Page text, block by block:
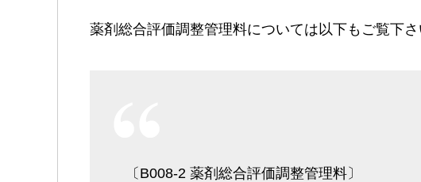
薬剤総合評価調整管理料については以下もご覧下さ
〔B008-2 薬剤総合評価調整管理料〕